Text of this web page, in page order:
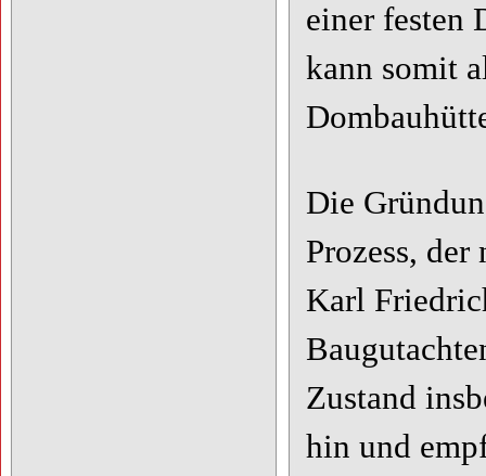
einer festen
kann somit
Die
Prozess,
Karl
Zustand
hin und